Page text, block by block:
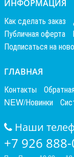
ИНФОРМАЦИЯ
Как сделать заказ
Публичная оферта
Подписаться на
ГЛАВНАЯ
Контакты
NEW/Новинки
Наши
+7 926